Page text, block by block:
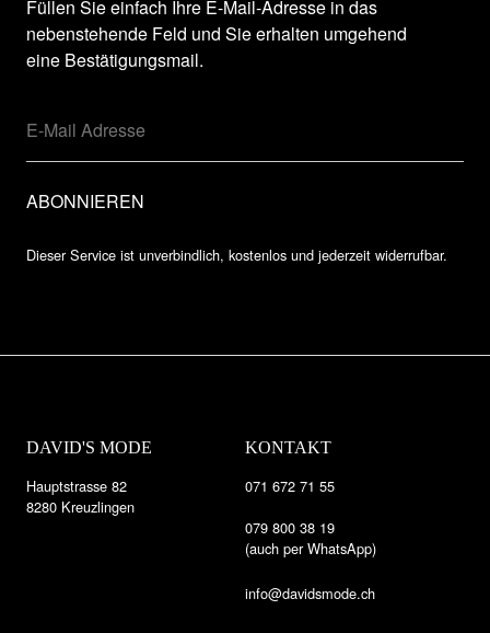
Füllen Sie einfach Ihre E-Mail-Adresse in das
nebenstehende Feld und Sie erhalten umgehend
eine Bestätigungsmail.
Dieser Service ist unverbindlich, kostenlos und jederzeit widerrufbar.
DAVID'S MODE
Hauptstrasse 82
8280 Kreuzlingen
KONTAKT
071 672 71 55
079 800 38 19
(auch per WhatsApp)
info@davidsmode.ch